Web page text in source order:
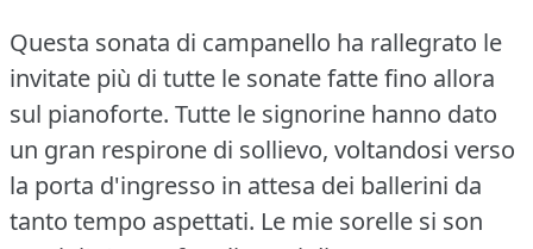
Questa sonata di campanello ha rallegrato le
invitate più di tutte le sonate fatte fino allora
sul pianoforte. Tutte le signorine hanno dato
un gran respirone di sollievo, voltandosi verso
la porta d'ingresso in attesa dei ballerini da
tanto tempo aspettati. Le mie sorelle si son